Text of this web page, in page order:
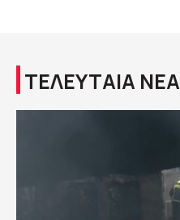
ΤΕΛΕΥΤΑΙΑ ΝΕΑ